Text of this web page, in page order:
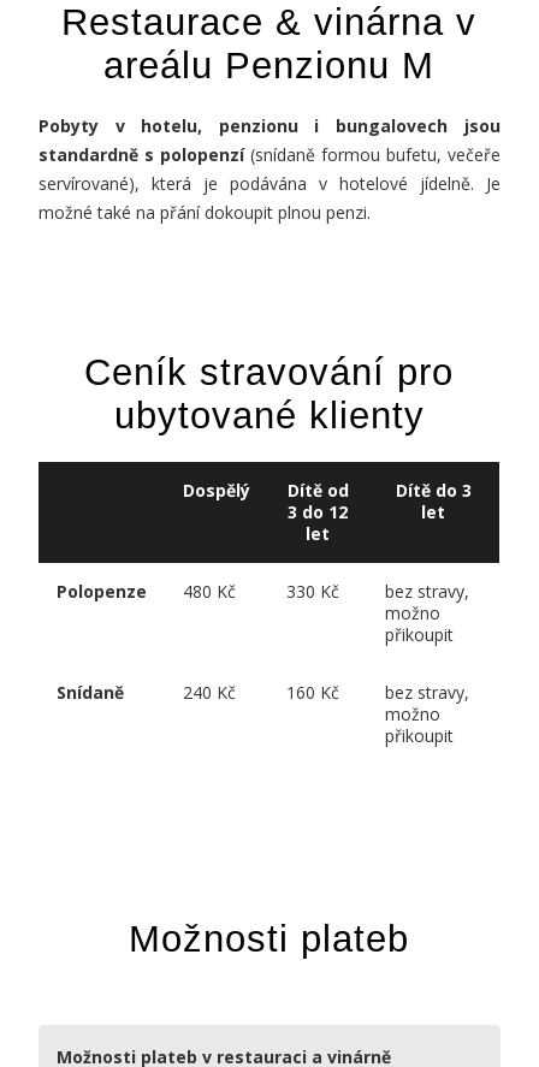
Restaurace & vinárna v
areálu Penzionu M
Pobyty v hotelu, penzionu i bungalovech jsou
standardně s polopenzí(snídaně formou bufetu, večeře
servírované), která je podávána v hotelové jídelně. Je
možné také na přání dokoupit plnou penzi.
Ceník stravování pro
ubytované klienty
Dospělý
Dítě od
3 do 12
let
Dítě do 3
let
Polopenze 480 Kč 330 Kč
bez stravy,
možno
přikoupit
Snídaně 240 Kč 160 Kč
bez stravy,
možno
přikoupit
Možnosti plateb
Možnosti plateb v restauraci a vinárně